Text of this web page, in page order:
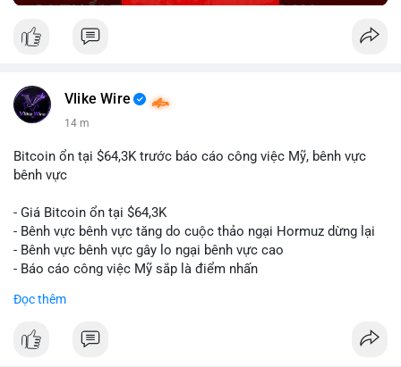
Vlike Wire
14 m
Bitcoin ổn tại $64,3K trước báo cáo công việc Mỹ, bênh vực
bênh vực
- Giá Bitcoin ổn tại $64,3K
- Bênh vực bênh vực tăng do cuộc thảo ngại Hormuz dừng lại
- Bênh vực bênh vực gây lo ngại bênh vực cao
- Báo cáo công việc Mỹ sắp là điểm nhấn
$btc#btc
#vlikevn #titanbot
Đọc thêm